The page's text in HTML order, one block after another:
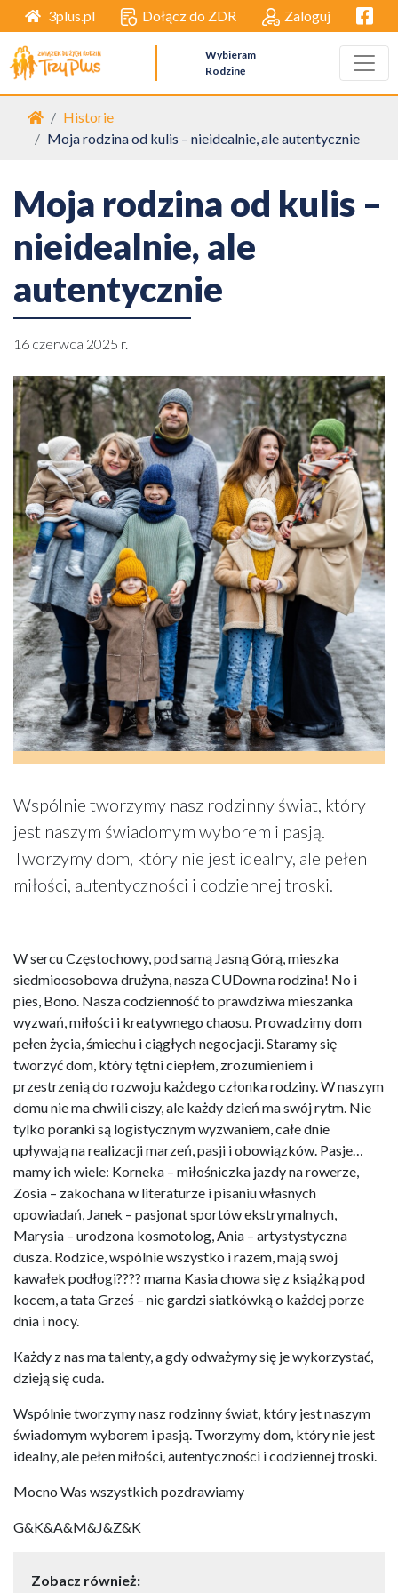
3plus.pl Dołącz do ZDR Zaloguj
Wybieram
Rodzinę
Strona główna
Historie
Moja rodzina od kulis – nieidealnie, ale autentycznie
Moja rodzina od kulis –
nieidealnie, ale
autentycznie
16 czerwca 2025 r.
Wspólnie tworzymy nasz rodzinny świat, który
jest naszym świadomym wyborem i pasją.
Tworzymy dom, który nie jest idealny, ale pełen
miłości, autentyczności i codziennej troski.
W sercu Częstochowy, pod samą Jasną Górą, mieszka
siedmioosobowa drużyna, nasza CUDowna rodzina! No i
pies, Bono. Nasza codzienność to prawdziwa mieszanka
wyzwań, miłości i kreatywnego chaosu. Prowadzimy dom
pełen życia, śmiechu i ciągłych negocjacji. Staramy się
tworzyć dom, który tętni ciepłem, zrozumieniem i
przestrzenią do rozwoju każdego członka rodziny. W naszym
domu nie ma chwili ciszy, ale każdy dzień ma swój rytm. Nie
tylko poranki są logistycznym wyzwaniem, całe dnie
upływają na realizacji marzeń, pasji i obowiązków. Pasje…
mamy ich wiele: Korneka – miłośniczka jazdy na rowerze,
Zosia – zakochana w literaturze i pisaniu własnych
opowiadań, Janek – pasjonat sportów ekstrymalnych,
Marysia – urodzona kosmotolog, Ania – artystystyczna
dusza. Rodzice, wspólnie wszystko i razem, mają swój
kawałek podłogi???? mama Kasia chowa się z książką pod
kocem, a tata Grześ – nie gardzi siatkówką o każdej porze
dnia i nocy.
Każdy z nas ma talenty, a gdy odważymy się je wykorzystać,
dzieją się cuda.
Wspólnie tworzymy nasz rodzinny świat, który jest naszym
świadomym wyborem i pasją. Tworzymy dom, który nie jest
idealny, ale pełen miłości, autentyczności i codziennej troski.
Mocno Was wszystkich pozdrawiamy
G&K&A&M&J&Z&K
Zobacz również: